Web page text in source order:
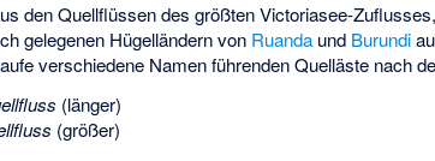
den Quellflüssen des größten Victoriasee-
gelegenen Hügelländern von Ruanda und Burundi
verschiedene Namen führenden Quelläste nach
(länger)
(größer)